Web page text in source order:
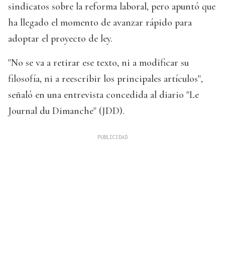
sindicatos sobre la reforma laboral, pero apuntó que
ha llegado el momento de avanzar rápido para
adoptar el proyecto de ley.
"No se va a retirar ese texto, ni a modificar su
filosofía, ni a reescribir los principales artículos",
señaló en una entrevista concedida al diario "Le
Journal du Dimanche" (JDD).